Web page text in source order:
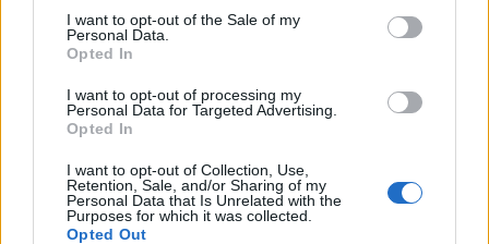
consent section.
I want to opt-out of the Sale of my
Personal Data.
Opted In
I want to opt-out of processing my
Personal Data for Targeted Advertising.
Opted In
I want to opt-out of Collection, Use,
Retention, Sale, and/or Sharing of my
Personal Data that Is Unrelated with the
Purposes for which it was collected.
Opted Out